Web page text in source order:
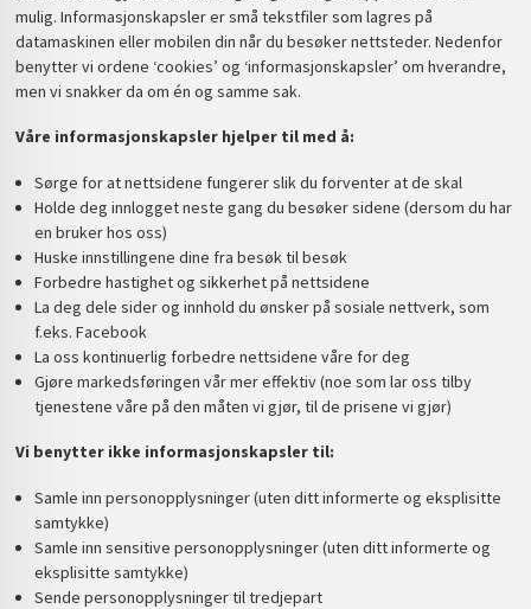
mulig. Informasjonskapsler er små tekstfiler som lagres på
datamaskinen eller mobilen din når du besøker nettsteder. Nedenfor
benytter vi ordene ‘cookies’ og ‘informasjonskapsler’ om hverandre,
men vi snakker da om én og samme sak.
Våre informasjonskapsler hjelper til med å:
Sørge for at nettsidene fungerer slik du forventer at de skal
Holde deg innlogget neste gang du besøker sidene (dersom du har
en bruker hos oss)
Huske innstillingene dine fra besøk til besøk
Forbedre hastighet og sikkerhet på nettsidene
La deg dele sider og innhold du ønsker på sosiale nettverk, som
f.eks. Facebook
La oss kontinuerlig forbedre nettsidene våre for deg
Gjøre markedsføringen vår mer effektiv (noe som lar oss tilby
tjenestene våre på den måten vi gjør, til de prisene vi gjør)
Vi benytter ikke informasjonskapsler til:
Samle inn personopplysninger (uten ditt informerte og eksplisitte
samtykke)
Samle inn sensitive personopplysninger (uten ditt informerte og
eksplisitte samtykke)
Sende personopplysninger til tredjepart